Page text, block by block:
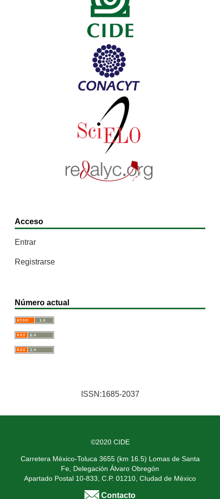
Acceso
Entrar
Registrarse
Número actual
ISSN:1685-2037
©2020 CIDE
Carretera México-Toluca 3655 (km 16.5) Lomas de Santa
Fe, Delegación Álvaro Obregón
Apartado Postal 10-833, C.P. 01210, CIudad de México
Contacto